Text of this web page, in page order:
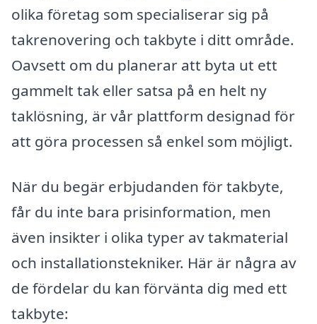
olika företag som specialiserar sig på
takrenovering och takbyte i ditt område.
Oavsett om du planerar att byta ut ett
gammelt tak eller satsa på en helt ny
taklösning, är vår plattform designad för
att göra processen så enkel som möjligt.
När du begär erbjudanden för takbyte,
får du inte bara prisinformation, men
även insikter i olika typer av takmaterial
och installationstekniker. Här är några av
de fördelar du kan förvänta dig med ett
takbyte: